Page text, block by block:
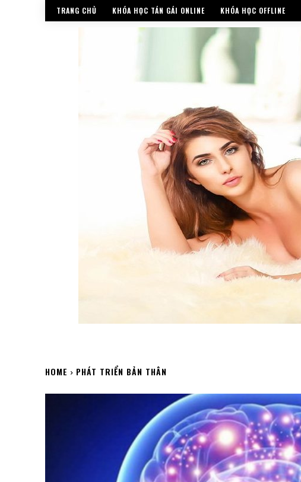
TRANG CHỦ KHÓA HỌC TÁN GÁI ONLINE KHÓA HỌC OFFLINE
HOME PHÁT TRIỂN BẢN THÂN